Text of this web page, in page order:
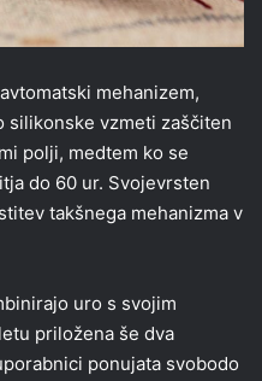
mehanizem,
silikonske vzmeti zaščiten
polji, medtem ko se
do 60 ur. Svojevrsten
takšnega mehanizma v
uro s svojim
priložena še dva
ponujata svobodo